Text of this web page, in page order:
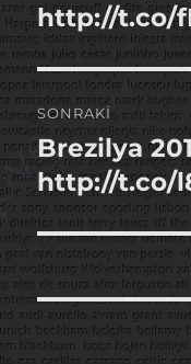
yazı:
http://t.co/
SONRAKI
Sonraki
yazı:
Brezilya
http://t.co/